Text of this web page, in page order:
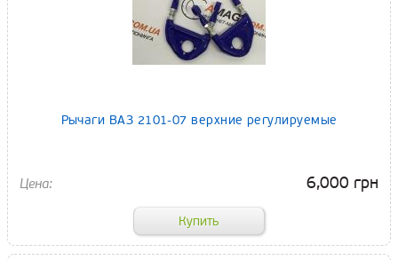
Рычаги ВАЗ 2101-07 верхние регулируемые
6,000 грн